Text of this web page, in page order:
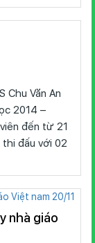
Chu Văn An
2014 –
đến từ 21
đấu với 02
nhà giáo